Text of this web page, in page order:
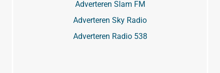
Adverteren Slam FM
Adverteren Sky Radio
Adverteren Radio 538